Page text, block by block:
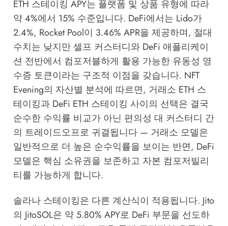
ETH 스테이킹 APY는 플랫폼 및 상품 유형에 따라
약 4%에서 15% 수준입니다. DeFi에서는 Lido가
2.4%, Rocket Pool이 3.46% APR을 제공하며, 절대
수치는 낮지만 셀프 커스터디와 DeFi 애플리케이
션 전반에서 컴포저블하게 활용 가능한 유동성 영
수증 토큰이라는 구조적 이점을 갖습니다. NFT
Evening의 자산별 분석에 따르면, 거래소 ETH 스
테이킹과 DeFi ETH 스테이킹 사이의 선택은 결국
순수한 수익률 비교가 아닌 편의성 대 커스터디 간
의 트레이드오프로 귀결됩니다 — 거래소 모델은
일반적으로 더 높은 순수익률을 보이는 반면, DeFi
모델은 핵심 소유권을 보존하고 자본 컴포저빌리
티를 가능하게 합니다.
솔라나 스테이킹은 다른 계산식이 적용됩니다. Jito
의 JitoSOL은 약 5.80% APY로 DeFi 부문을 선도하